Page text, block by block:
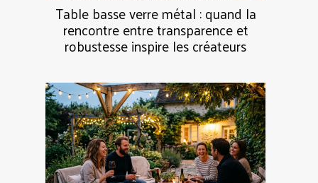
Table basse verre métal : quand la
rencontre entre transparence et
robustesse inspire les créateurs